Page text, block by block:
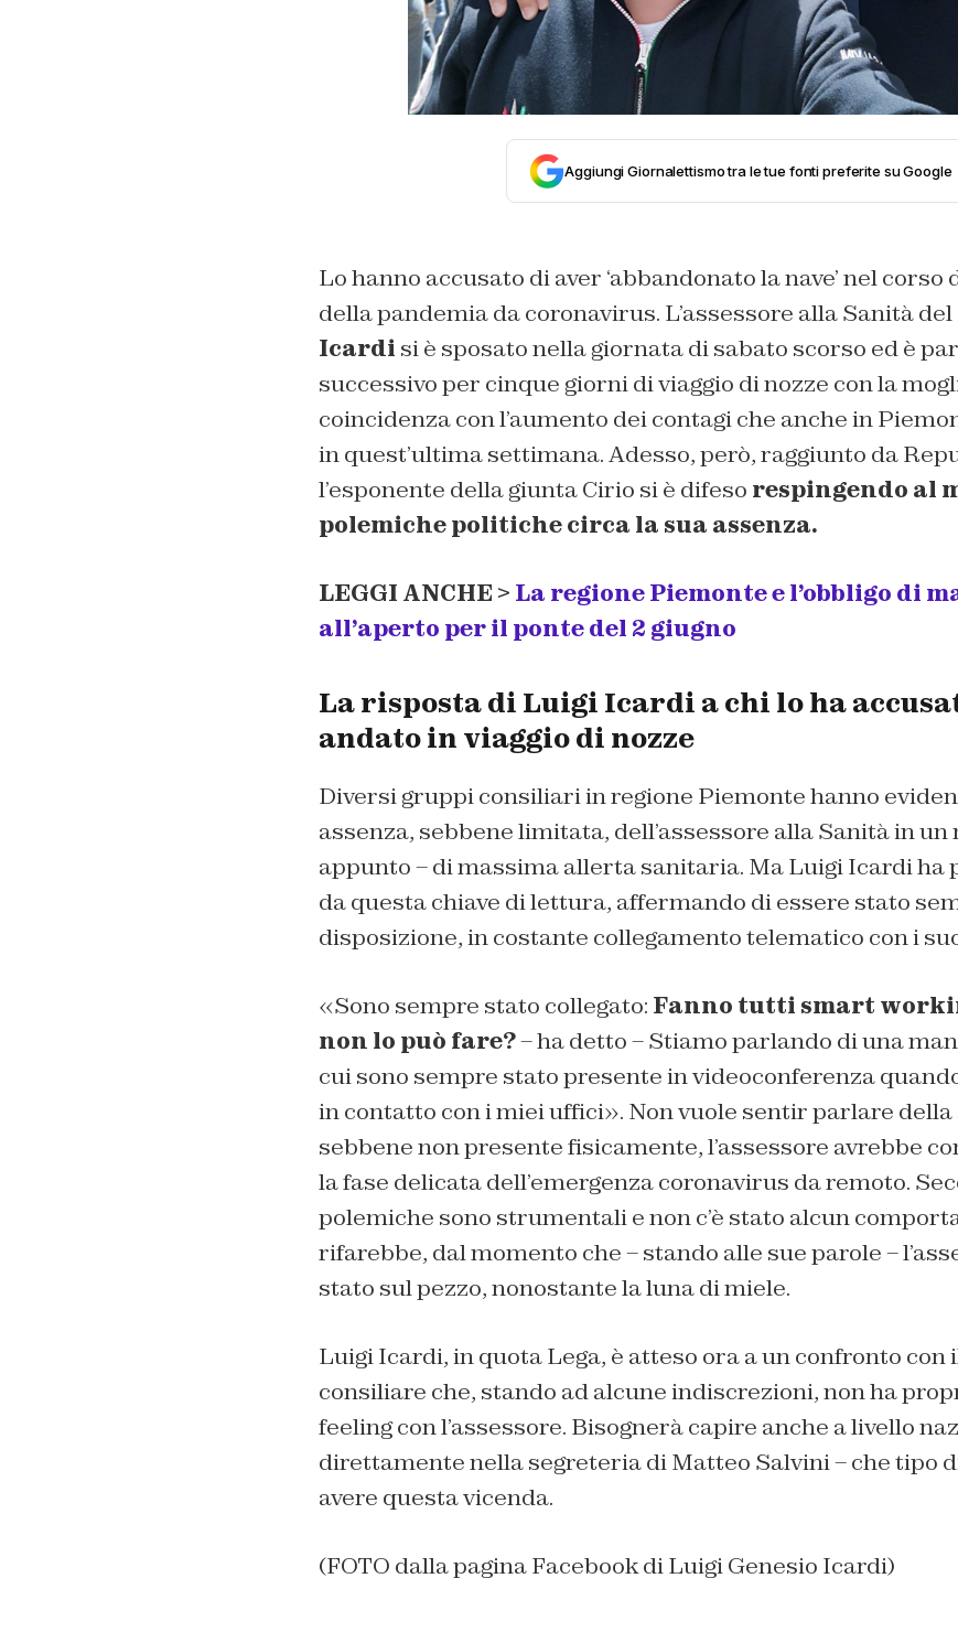
Aggiungi Giornalettismo tra le tue fonti preferite su Google
Lo hanno accusato di aver ‘abbandonato la nave’ nel
della pandemia da coronavirus. L’assessore alla Sanità
Icardi si è sposato nella giornata di sabato scorso ed è
successivo per cinque giorni di viaggio di nozze con la
coincidenza con l’aumento dei contagi che anche in
in quest’ultima settimana. Adesso, però, raggiunto da
l’esponente della giunta Cirio si è difeso respingendo al
polemiche politiche circa la sua assenza.
LEGGI ANCHE > La regione Piemonte e l’obbligo di
all’aperto per il ponte del 2 giugno
La risposta di Luigi Icardi a chi lo ha
andato in viaggio di nozze
Diversi gruppi consiliari in regione Piemonte hanno
assenza, sebbene limitata, dell’assessore alla Sanità in un
appunto – di massima allerta sanitaria. Ma Luigi Icardi ha
da questa chiave di lettura, affermando di essere stato
disposizione, in costante collegamento telematico con i
«Sono sempre stato collegato: Fanno tutti smart
non lo può fare?– ha detto – Stiamo parlando di una
cui sono sempre stato presente in videoconferenza
in contatto con i miei uffici». Non vuole sentir parlare della
sebbene non presente fisicamente, l’assessore avrebbe
la fase delicata dell’emergenza coronavirus da remoto.
polemiche sono strumentali e non c’è stato alcun
rifarebbe, dal momento che – stando alle sue parole –
stato sul pezzo, nonostante la luna di miele.
Luigi Icardi, in quota Lega, è atteso ora a un confronto con
consiliare che, stando ad alcune indiscrezioni, non ha
feeling con l’assessore. Bisognerà capire anche a livello
direttamente nella segreteria di Matteo Salvini – che tipo
avere questa vicenda.
(FOTO dalla pagina Facebook di Luigi Genesio Icardi)